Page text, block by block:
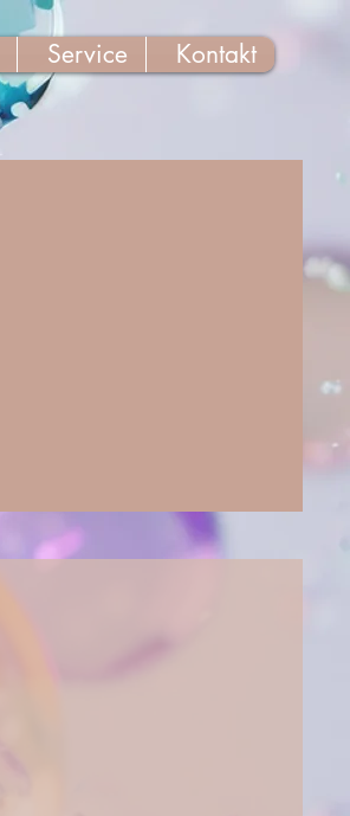
Service Kontakt